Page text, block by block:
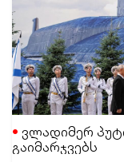
ვლადიმერ
გაიმარჯვებს